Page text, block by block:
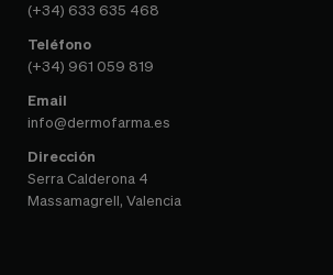
(+34) 633 635 468
Teléfono
(+34) 961 059 819
Email
info@dermofarma.es
Dirección
Serra Calderona 4
Massamagrell, Valencia